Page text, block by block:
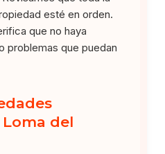
esté en orden.
que no haya
problemas que puedan
del